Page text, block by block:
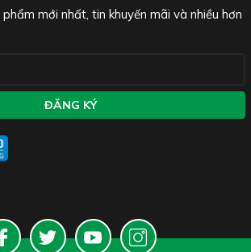
mới nhất, tin khuyến mãi và nhiều hơn
ĐĂNG KÝ